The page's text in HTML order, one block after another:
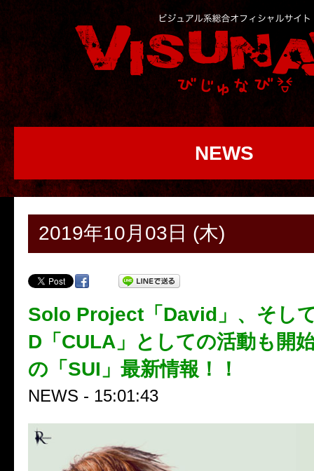
NEWS
2019年10月03日 (木)
Solo Project「David」、そし
D「CULA」としての活動も開
の「SUI」最新情報！！
NEWS - 15:01:43